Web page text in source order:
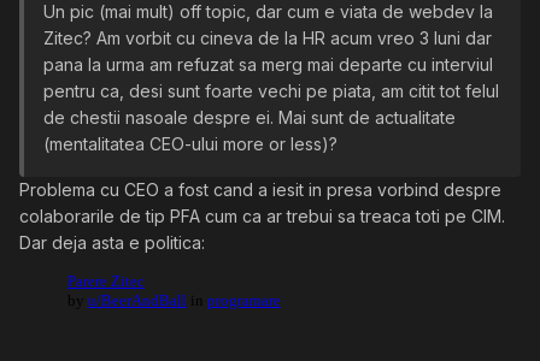
Un pic (mai mult) off topic, dar cum e viata de webdev la
Zitec? Am vorbit cu cineva de la HR acum vreo 3 luni dar
pana la urma am refuzat sa merg mai departe cu interviul
pentru ca, desi sunt foarte vechi pe piata, am citit tot felul
de chestii nasoale despre ei. Mai sunt de actualitate
(mentalitatea CEO-ului more or less)?
Problema cu CEO a fost cand a iesit in presa vorbind despre
colaborarile de tip PFA cum ca ar trebui sa treaca toti pe CIM.
Dar deja asta e politica: